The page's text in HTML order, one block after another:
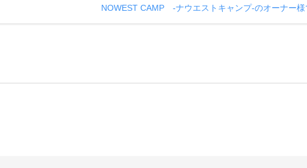
NOWEST CAMP -ナウエストキャンプ-のオーナー様